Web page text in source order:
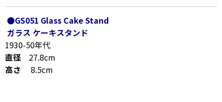
●GS051 Glass Cake Stand
ガラス ケーキスタンド
1930-50年代
直径 27.8cm
高さ 8.5cm